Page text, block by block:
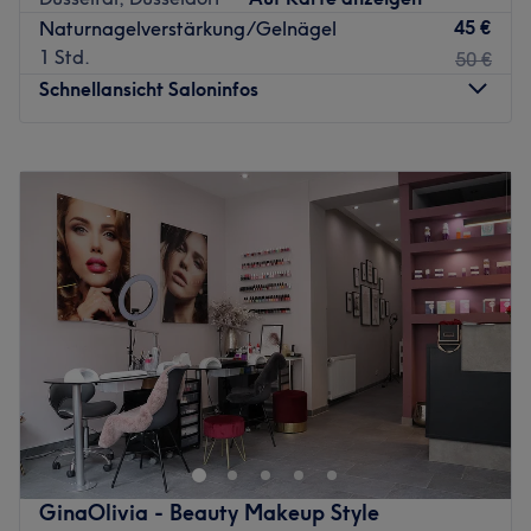
Naturnagelverstärkung/Gelnägel
1 Std.
45 €
50 €
Schnellansicht Saloninfos
12:00 –15:30
Mittwoch
12:00 – 15:30
Donnerstag
12:00 –15:30
Freitag
12:00 15:30
Samstag
11:00 –14:30
Sonntag
Geschlossen
Me-Time ist unheimlich wichtig! Gönn sie dir hier – im
Kosmetiksalon Lilli in der Brehmstraße 9. Hektische Zeiten
fordern einen entspannenden Ausgleich. Diesen kannst du
dir echt easy und wirklich schnell mit Treatwell buchen.
Zu jeder Zeit, an jedem Ort. Los gehts!
GinaOlivia - Beauty Makeup Style